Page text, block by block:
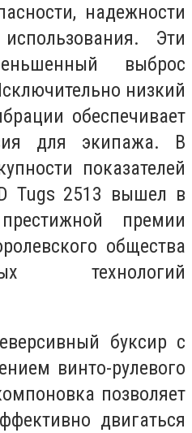
надежности
Эти
выброс
низкий
обеспечивает
для экипажа. В
показателей
Tugs 2513 вышел в
премии
общества
технологий
буксир с
винто-рулевого
позволяет
двигаться